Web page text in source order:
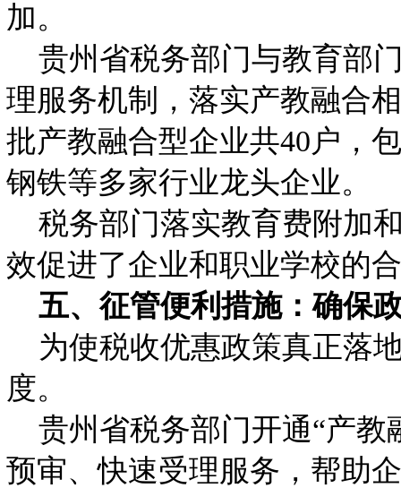
加。
贵州省税务部门与教育部
理服务机制，落实产教融合
批产教融合型企业共40户，
钢铁等多家行业龙头企业。
税务部门落实教育费附加
效促进了企业和职业学校的
五、征管便利措施：确保
为使税收优惠政策真正落
度。
贵州省税务部门开通“产教
预审、快速受理服务，帮助